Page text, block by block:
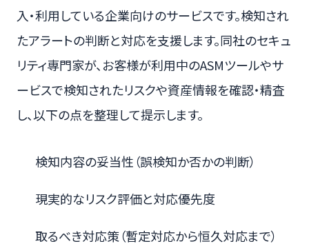
入・利用している企業向けのサービスです。検知され
たアラートの判断と対応を支援します。同社のセキュ
リティ専門家が、お客様が利用中のASMツールやサ
ービスで検知されたリスクや資産情報を確認・精査
し、以下の点を整理して提示します。
検知内容の妥当性（誤検知か否かの判断）
現実的なリスク評価と対応優先度
取るべき対応策（暫定対応から恒久対応まで）